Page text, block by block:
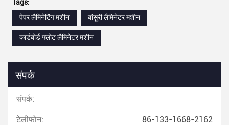
Tags:
पेपर लैमिनेटिंग मशीन
बांसुरी लैमिनेटर मशीन
कार्डबोर्ड फ्लोट लैमिनेटर मशीन
संपर्क
संपर्क:
टेलीफोन: 86-133-1668-2162